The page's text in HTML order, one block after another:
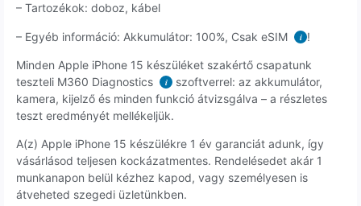
– Tartozékok: doboz, kábel
– Egyéb információ: Akkumulátor: 100%, Csak eSIM i !
Minden Apple iPhone 15 készüléket szakértő csapatunk
teszteli M360 Diagnostics
i
szoftverrel: az akkumulátor,
kamera, kijelző és minden funkció átvizsgálva – a részletes
teszt eredményét mellékeljük.
A(z) Apple iPhone 15 készülékre 1 év garanciát adunk, így
vásárlásod teljesen kockázatmentes. Rendelésedet akár 1
munkanapon belül kézhez kapod, vagy személyesen is
átveheted szegedi üzletünkben.